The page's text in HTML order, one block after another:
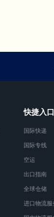
快捷入口
国际快递
国际专线
空运
出口指南
全球仓储
进口物流服